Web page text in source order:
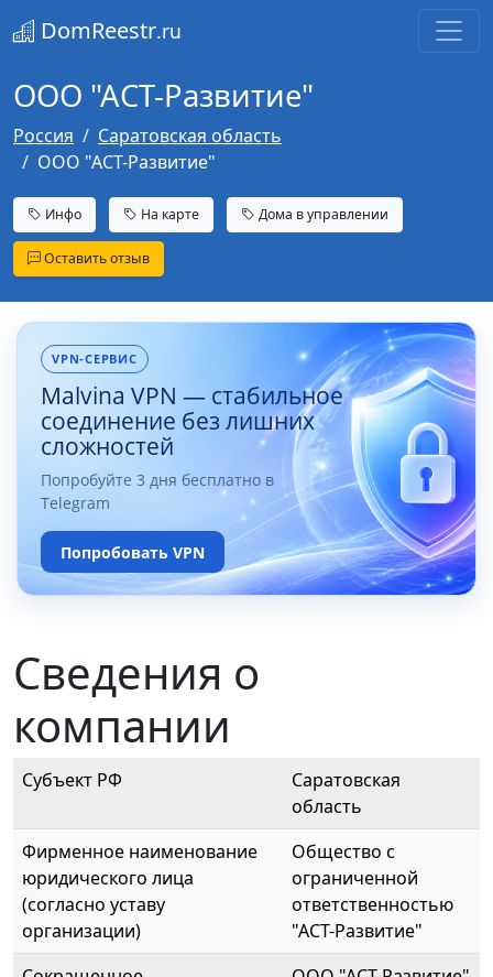
DomReestr.ru
ООО "АСТ-Развитие"
Россия
Саратовская область
ООО "АСТ-Развитие"
Инфо На карте Дома в управлении
Оставить отзыв
VPN-СЕРВИС
Malvina VPN — стабильное
соединение без лишних
сложностей
Попробуйте 3 дня бесплатно в
Telegram
Попробовать VPN
Сведения о
компании
Субъект РФ
Саратовская
область
Фирменное наименование
юридического лица
(согласно уставу
организации)
Общество с
ограниченной
ответственностью
"АСТ-Развитие"